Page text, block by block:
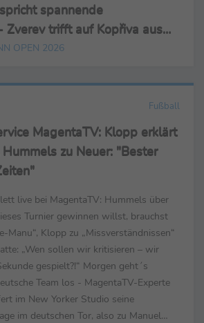
spannende
Zverev trifft auf Kopřiva aus
OPEN 2026
Fußball
MagentaTV: Klopp erklärt
zu Neuer: "Bester
live bei MagentaTV: Hummels über
Turnier gewinnen willst, brauchst
Manu“, Klopp zu „Missverständnissen“
„Wen sollen wir kritisieren – wir
gespielt?!“ Morgen geht´s
Team los - MagentaTV-Experte
im New Yorker Studio seine
im deutschen Tor, also zu Manuel